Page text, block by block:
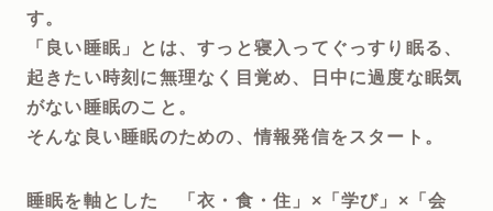
す。
「良い睡眠」とは、すっと寝入ってぐっすり眠る、
起きたい時刻に無理なく目覚め、日中に過度な眠気
がない睡眠のこと。
そんな良い睡眠のための、情報発信をスタート。
睡眠を軸とした 「衣・食・住」×「学び」×「会